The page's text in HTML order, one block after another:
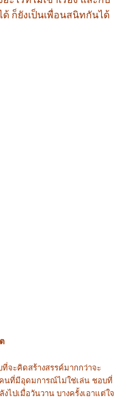
ก็ยังเป็นเพื่อนสนิทกันได้
จะคิดสร้างสรรค์มากกว่าจะ
นที่มีอุดมการณ์ไม่ใช่เล่น ชอบที่
ไปเมื่อวันวาน บางครั้งเอาแต่ใจ